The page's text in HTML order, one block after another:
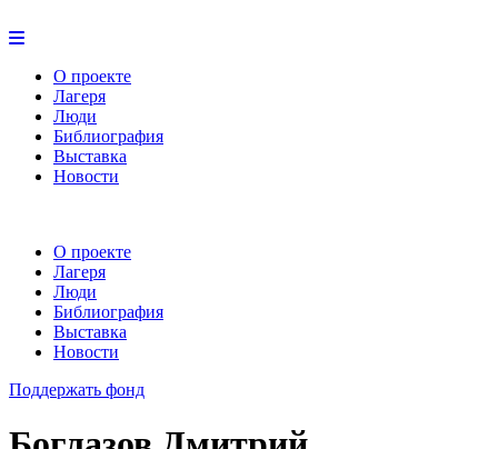
О проекте
Лагеря
Люди
Библиография
Выставка
Новости
О проекте
Лагеря
Люди
Библиография
Выставка
Новости
Поддержать фонд